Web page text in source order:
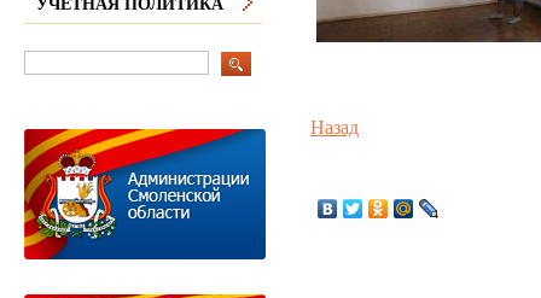
Назад
УЧЕТНАЯ ПОЛИТИКА